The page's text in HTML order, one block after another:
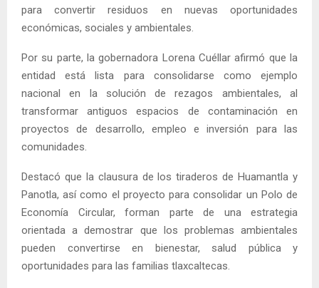
para convertir residuos en nuevas oportunidades
económicas, sociales y ambientales.
Por su parte, la gobernadora Lorena Cuéllar afirmó que la
entidad está lista para consolidarse como ejemplo
nacional en la solución de rezagos ambientales, al
transformar antiguos espacios de contaminación en
proyectos de desarrollo, empleo e inversión para las
comunidades.
Destacó que la clausura de los tiraderos de Huamantla y
Panotla, así como el proyecto para consolidar un Polo de
Economía Circular, forman parte de una estrategia
orientada a demostrar que los problemas ambientales
pueden convertirse en bienestar, salud pública y
oportunidades para las familias tlaxcaltecas.